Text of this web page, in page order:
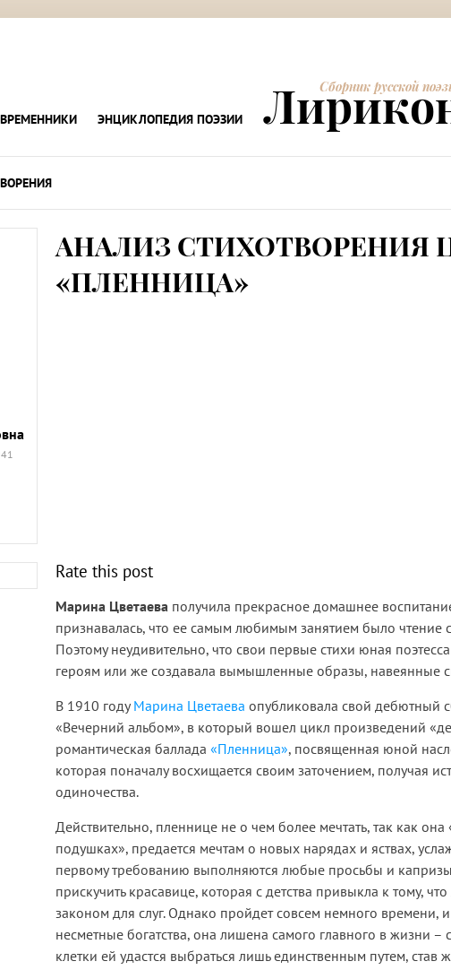
ЭНЦИКЛОПЕДИЯ ПОЭЗИИ
Сборник русской
АНАЛИЗ СТИХОТВОРЕНИЯ
«ПЛЕННИЦА»
Rate this post
Марина Цветаева получила прекрасное домашнее
признавалась, что ее самым любимым занятием было чтение
Поэтому неудивительно, что свои первые стихи юная
героям или же создавала вымышленные образы, навеянные
В 1910 годуМарина Цветаева опубликовала свой дебютный
«Вечерний альбом», в который вошел цикл произведений
романтическая баллада «Пленница», посвященная юной
которая поначалу восхищается своим заточением, получая
одиночества.
Действительно, пленнице не о чем более мечтать, так как
подушках», предается мечтам о новых нарядах и яствах,
первому требованию выполняются любые просьбы и
прискучить красавице, которая с детства привыкла к тому,
законом для слуг. Однако пройдет совсем немного времени,
несметные богатства, она лишена самого главного в жизни –
клетки ей удастся выбраться лишь единственным путем,